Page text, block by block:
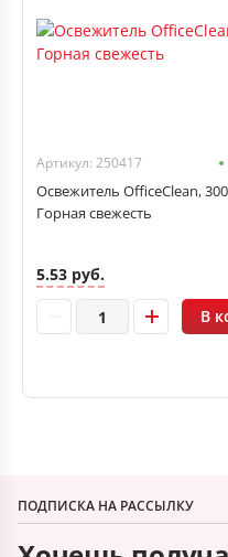
Артикул: 250417
Освежитель OfficeClean,
Горная свежесть
5.53 руб.
В
ПОДПИСКА НА РАССЫЛКУ